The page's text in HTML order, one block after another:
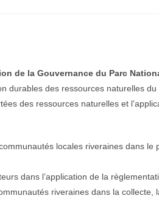
de la Gouvernance du Parc
durables des ressources naturelles
des ressources naturelles et
locales riveraines dans
dans l’application de la
riveraines dans la